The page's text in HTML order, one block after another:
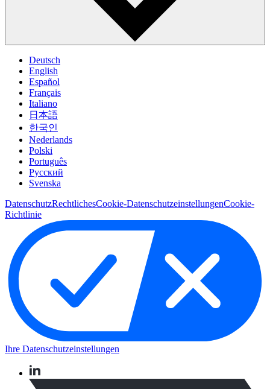
Deutsch
English
Español
Français
Italiano
日本語
한국인
Nederlands
Polski
Português
Pусский
Svenska
DatenschutzRechtlichesCookie-DatenschutzeinstellungenCookie-
Richtlinie
Ihre Datenschutzeinstellungen